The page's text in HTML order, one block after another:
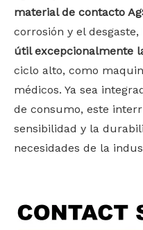
material de contacto
corrosión y el
útil excepcionalmente
ciclo alto, como
médicos. Ya sea
de consumo, este
sensibilidad y la
necesidades de la